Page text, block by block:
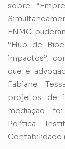
sobre
ENMC
“Hub de
impactos”,
que é
Fabiane
projetos de
mediação
Política
Contabilidade